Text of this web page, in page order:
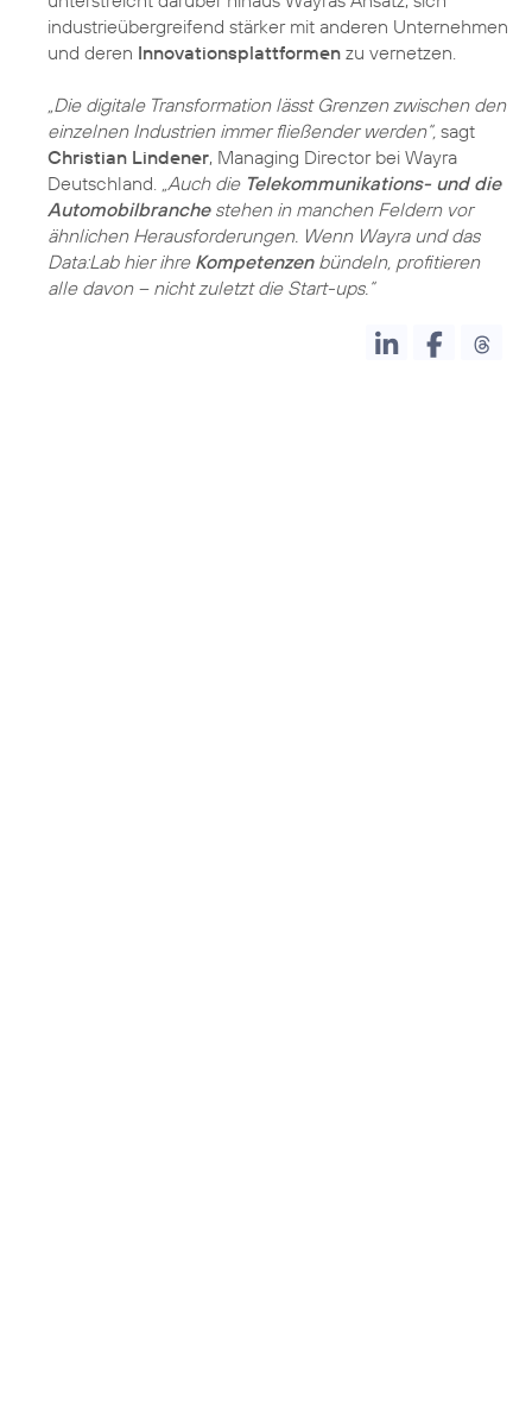
industrieübergreifend stärker mit anderen Unternehmen
und deren Innovationsplattformen zu vernetzen.
„Die digitale Transformation lässt Grenzen zwischen den
einzelnen Industrien immer fließender werden“, sagt
Christian Lindener, Managing Director bei Wayra
Deutschland. „Auch die Telekommunikations- und die
Automobilbranchestehen in manchen Feldern vor
ähnlichen Herausforderungen. Wenn Wayra und das
Data:Lab hier ihre Kompetenzenbündeln, profitieren
alle davon – nicht zuletzt die Start-ups.“